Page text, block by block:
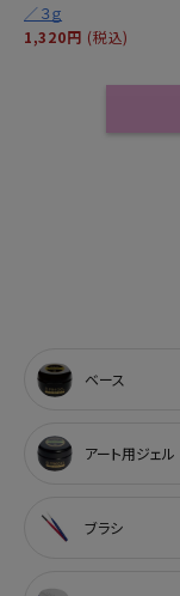
／３ｇ
1,320円 (税込)
ベース
アート用ジェル
ブラシ